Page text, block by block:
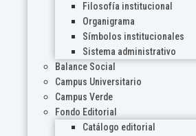
Filosofía institucional
Organigrama
Símbolos institucionales
Sistema administrativo
Balance Social
Campus Universitario
Campus Verde
Fondo Editorial
Catálogo editorial